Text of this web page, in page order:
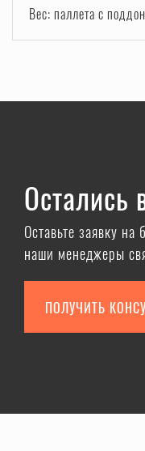
Вес: паллета с
Остались
Оставьте заявку
наши менеджеры
ПОЛУЧИТЬ